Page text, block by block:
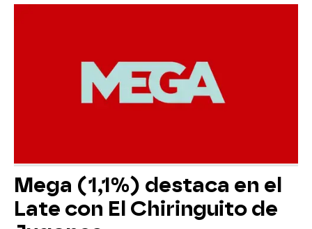
Mega (1,1%) destaca en el
Late con El Chiringuito de